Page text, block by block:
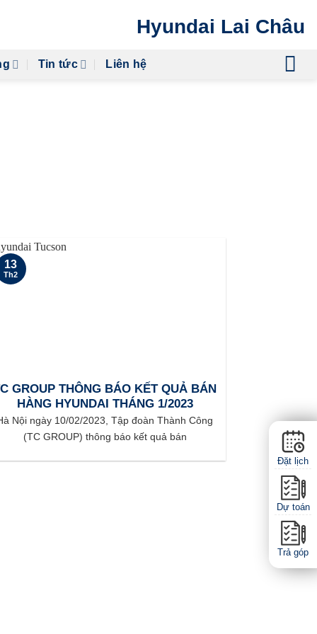
Hyundai Lai Châu
Tin tức Liên hệ
GROUP THÔNG BÁO KẾT QUẢ BÁN
HÀNG HYUNDAI THÁNG 1/2023
Nội ngày 10/02/2023, Tập đoàn Thành Công
(TC GROUP) thông báo kết quả bán
13
Th2
Đặt lịch
Dự toán
Trả góp